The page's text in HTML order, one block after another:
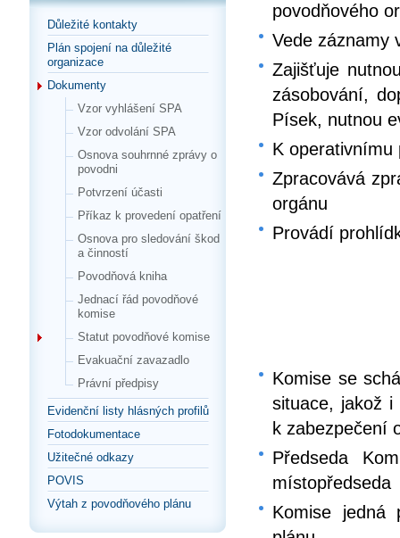
Důležité kontakty
Plán spojení na důležité
organizace
Dokumenty
Vzor vyhlášení SPA
Vzor odvolání SPA
Osnova souhrnné zprávy o
povodni
Potvrzení účasti
Příkaz k provedení opatření
Osnova pro sledování škod
a činností
Povodňová kniha
Jednací řád povodňové
komise
Statut povodňové komise
Evakuační zavazadlo
Právní předpisy
Evidenční listy hlásných profilů
Fotodokumentace
Užitečné odkazy
POVIS
Výtah z povodňového plánu
povodňového
Vede záznamy
Zajišťuje
zásobování,
Písek, nutnou
K operativnímu
Zpracovává
orgánu
Provádí
Komise se
situace, jakož i
k zabezpečení
Předseda
místopředseda
Komise jedná